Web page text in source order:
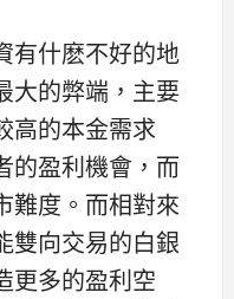
有什麽不好的地
大的弊端，主要
高的本金需求
的盈利機會，而
難度。而相對來
雙向交易的白銀
更多的盈利空